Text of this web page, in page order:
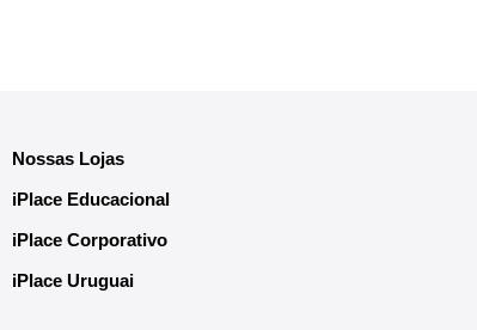
Nossas Lojas
iPlace Educacional
iPlace Corporativo
iPlace Uruguai